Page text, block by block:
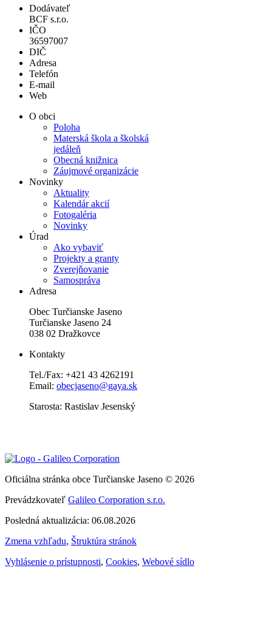
Dodávateľ
BCF s.r.o.
IČO
36597007
DIČ
Adresa
Telefón
E-mail
Web
O obci
Poloha
Materská škola a školská
jedáleň
Obecná knižnica
Záujmové organizácie
Novinky
Aktuality
Kalendár akcií
Fotogaléria
Novinky
Úrad
Ako vybaviť
Projekty a granty
Zverejňovanie
Samospráva
Adresa
Obec Turčianske Jaseno
Turčianske Jaseno 24
038 02 Dražkovce
Kontakty
Tel./Fax: +421 43 4262191
Email: obecjaseno@gaya.sk
Starosta: Rastislav Jesenský
Oficiálna stránka obce Turčianske Jaseno © 2026
Prevádzkovateľ Galileo Corporation s.r.o.
Posledná aktualizácia: 06.08.2026
Zmena vzhľadu, Štruktúra stránok
Vyhlásenie o prístupnosti, Cookies, Webové sídlo